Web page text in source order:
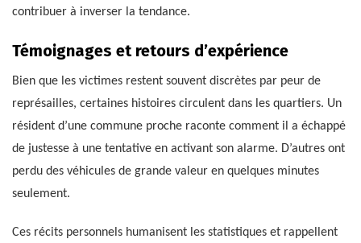
contribuer à inverser la tendance.
Témoignages et retours d’expérience
Bien que les victimes restent souvent discrètes par peur de
représailles, certaines histoires circulent dans les quartiers. Un
résident d’une commune proche raconte comment il a échappé
de justesse à une tentative en activant son alarme. D’autres ont
perdu des véhicules de grande valeur en quelques minutes
seulement.
Ces récits personnels humanisent les statistiques et rappellent